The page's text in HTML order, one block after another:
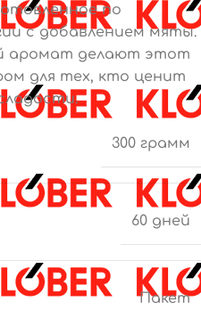
по
с добавлением мяты.
аромат делают этот
для тех, кто ценит
300 грамм
60 дней
Пакет